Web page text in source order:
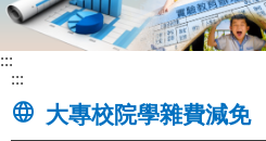
:::
:::
大專校院學雜費減免